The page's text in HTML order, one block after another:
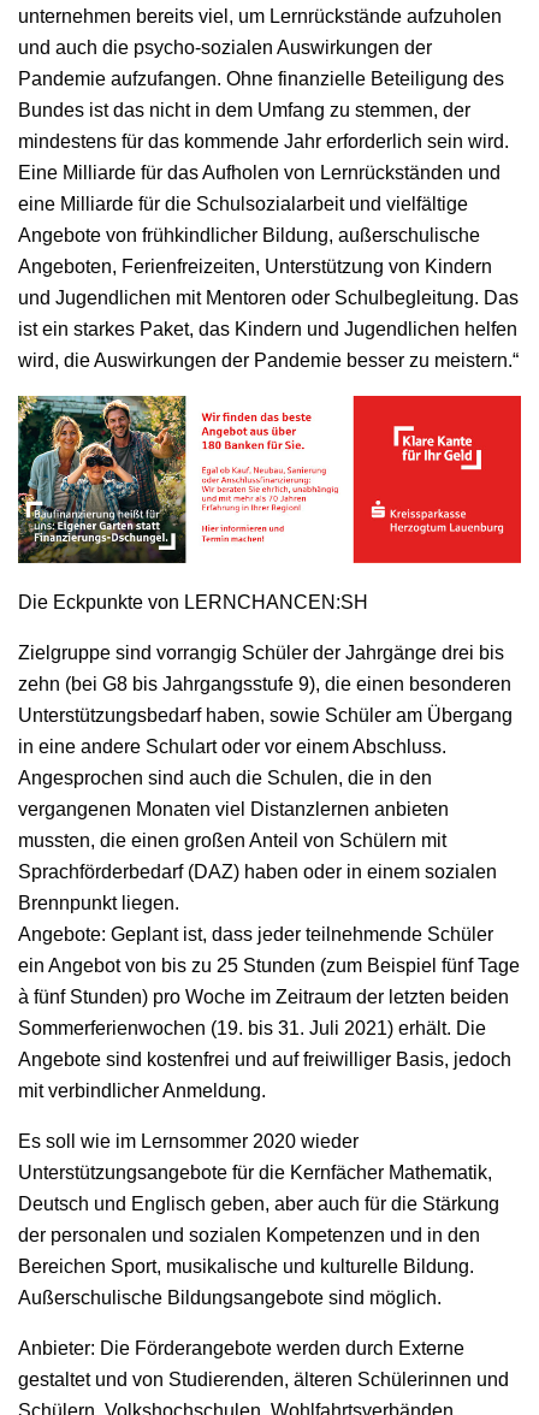
unternehmen bereits viel, um Lernrückstände aufzuholen
und auch die psycho-sozialen Auswirkungen der
Pandemie aufzufangen. Ohne finanzielle Beteiligung des
Bundes ist das nicht in dem Umfang zu stemmen, der
mindestens für das kommende Jahr erforderlich sein wird.
Eine Milliarde für das Aufholen von Lernrückständen und
eine Milliarde für die Schulsozialarbeit und vielfältige
Angebote von frühkindlicher Bildung, außerschulische
Angeboten, Ferienfreizeiten, Unterstützung von Kindern
und Jugendlichen mit Mentoren oder Schulbegleitung. Das
ist ein starkes Paket, das Kindern und Jugendlichen helfen
wird, die Auswirkungen der Pandemie besser zu meistern.“
Die Eckpunkte von LERNCHANCEN:SH
Zielgruppe sind vorrangig Schüler der Jahrgänge drei bis
zehn (bei G8 bis Jahrgangsstufe 9), die einen besonderen
Unterstützungsbedarf haben, sowie Schüler am Übergang
in eine andere Schulart oder vor einem Abschluss.
Angesprochen sind auch die Schulen, die in den
vergangenen Monaten viel Distanzlernen anbieten
mussten, die einen großen Anteil von Schülern mit
Sprachförderbedarf (DAZ) haben oder in einem sozialen
Brennpunkt liegen.
Angebote: Geplant ist, dass jeder teilnehmende Schüler
ein Angebot von bis zu 25 Stunden (zum Beispiel fünf Tage
à fünf Stunden) pro Woche im Zeitraum der letzten beiden
Sommerferienwochen (19. bis 31. Juli 2021) erhält. Die
Angebote sind kostenfrei und auf freiwilliger Basis, jedoch
mit verbindlicher Anmeldung.
Es soll wie im Lernsommer 2020 wieder
Unterstützungsangebote für die Kernfächer Mathematik,
Deutsch und Englisch geben, aber auch für die Stärkung
der personalen und sozialen Kompetenzen und in den
Bereichen Sport, musikalische und kulturelle Bildung.
Außerschulische Bildungsangebote sind möglich.
Anbieter: Die Förderangebote werden durch Externe
gestaltet und von Studierenden, älteren Schülerinnen und